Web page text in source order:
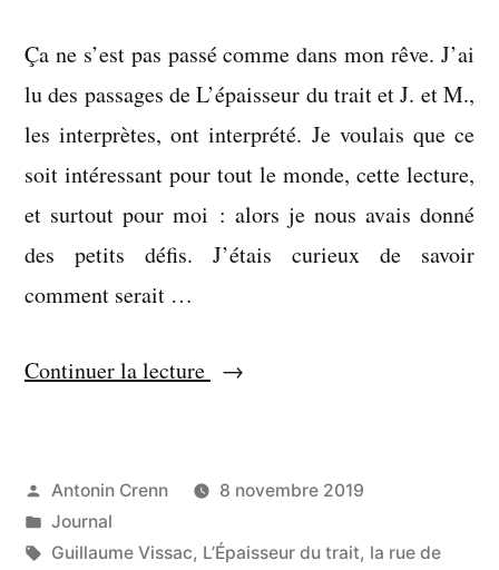
Ça ne s’est pas passé comme dans mon rêve. J’ai
lu des passages de L’épaisseur du trait et J. et M.,
les interprètes, ont interprété. Je voulais que ce
soit intéressant pour tout le monde, cette lecture,
et surtout pour moi : alors je nous avais donné
des petits défis. J’étais curieux de savoir
comment serait …
Continuer la lecture « Je
vu »
Publié
par
Antonin Crenn
8 novembre 2019
Publié
dans
Journal
Étiquettes :
Guillaume Vissac, L’Épaisseur du trait, la rue de